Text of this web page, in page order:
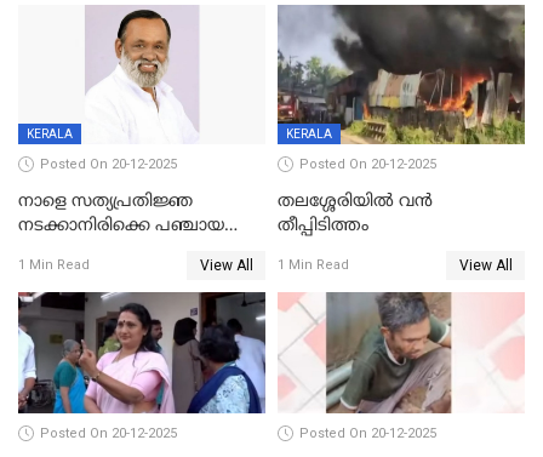
KERALA
Posted On 20-12-2025
നാളെ സത്യപ്രതിജ്ഞ
നടക്കാനിരിക്കെ പഞ്ചായത്ത്
1 Min Read View All
KERALA
Posted On 20-12-2025
തലശ്ശേരിയിൽ വൻ
തീപ്പിടിത്തം
1 Min Read View All
Posted On 20-12-2025 Posted On 20-12-2025